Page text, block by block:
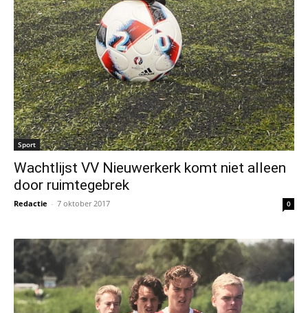
Sport
Wachtlijst VV Nieuwerkerk komt niet alleen
door ruimtegebrek
Redactie - 7 oktober 2017 0